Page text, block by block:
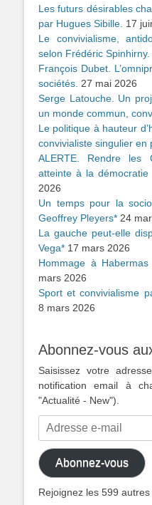
Les futurs désirables
par Hugues Sibille. 17
Le convivialisme,
selon Frédéric Spinhirny.
François Dubet.
sociétés. 27 mai 2026
Serge Latouche. Un
un monde commun,
Le politique à hauteur
convivialiste singulier en
ALERTE. Rendre les
atteinte à la démocratie
2026
Un temps pour la
Geoffrey Pleyers* 24
La gauche peut-elle
Vega* 17 mars 2026
Hommage à
mars 2026
Sport et convivialisme
8 mars 2026
Abonnez-vous
Saisissez votre
notification email à
"Actualité - New").
Adresse
mail
Abonnez-vous
Rejoignez les 599